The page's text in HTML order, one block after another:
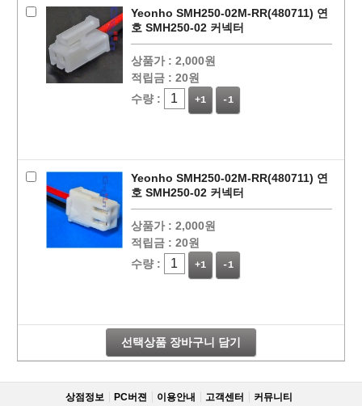
Yeonho SMH250-02M-RR(480711) 연
호 SMH250-02 커넥터
상품가 : 2,000원
적립금 : 20원
수량 :
+1 -1
Yeonho SMH250-02M-RR(480711) 연
호 SMH250-02 커넥터
상품가 : 2,000원
적립금 : 20원
수량 :
+1 -1
선택상품 장바구니 담기
상점정보 PC버젼 이용안내 고객센터 커뮤니티